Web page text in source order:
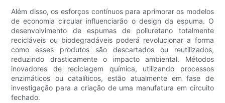
Além disso, os esforços contínuos para aprimorar os modelos
de economia circular influenciarão o design da espuma. O
desenvolvimento de espumas de poliuretano totalmente
recicláveis ​​ou biodegradáveis ​​poderá revolucionar a forma
como esses produtos são descartados ou reutilizados,
reduzindo drasticamente o impacto ambiental. Métodos
inovadores de reciclagem química, utilizando processos
enzimáticos ou catalíticos, estão atualmente em fase de
investigação para a criação de uma manufatura em circuito
fechado.